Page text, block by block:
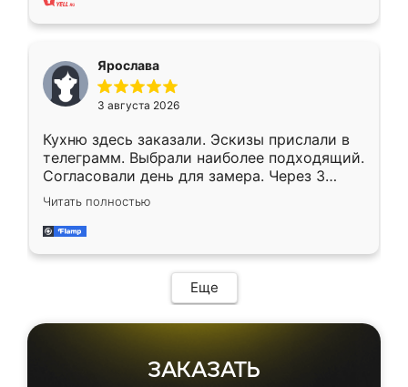
Ярослава
3 августа 2026
Кухню здесь заказали. Эскизы прислали в
телеграмм. Выбрали наиболее подходящий.
Согласовали день для замера. Через 3
недели кухня была уже готова. Остались
довольны работой. Спасибо Ренессанс
мебель за качественную работу!
Читать полностью
Еще
ЗАКАЗАТЬ